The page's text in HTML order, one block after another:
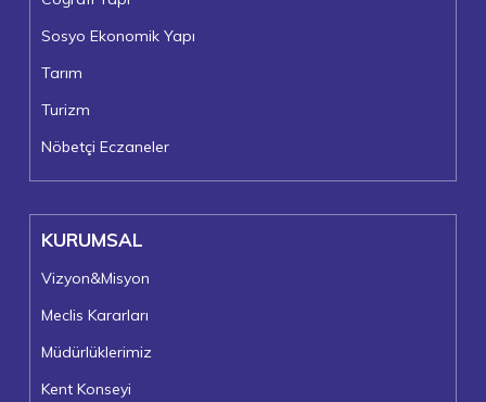
Sosyo Ekonomik Yapı
Tarım
Turizm
Nöbetçi Eczaneler
KURUMSAL
Vizyon&Misyon
Meclis Kararları
Müdürlüklerimiz
Kent Konseyi